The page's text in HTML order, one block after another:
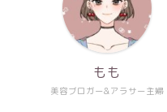
美容ブロガー&アラサー主婦
もも